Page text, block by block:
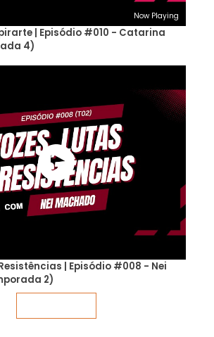
Now Playing
| Episódio #010 - Catarina
4)
| Episódio #008 - Nei
2)